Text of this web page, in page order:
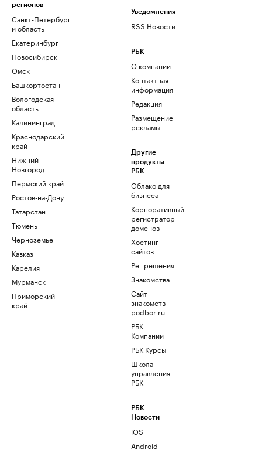
регионов
Санкт-Петербург
и область
Екатеринбург
Новосибирск
Омск
Башкортостан
Вологодская
область
Калининград
Краснодарский
край
Нижний
Новгород
Пермский край
Ростов-на-Дону
Татарстан
Тюмень
Черноземье
Кавказ
Карелия
Мурманск
Приморский
край
Уведомления
RSS Новости
РБК
О компании
Контактная
информация
Редакция
Размещение
рекламы
Другие
продукты
РБК
Облако для
бизнеса
Корпоративный
регистратор
доменов
Хостинг
сайтов
Рег.решения
Знакомства
Сайт
знакомств
podbor.ru
РБК
Компании
РБК Курсы
Школа
управления
РБК
РБК
Новости
iOS
Android